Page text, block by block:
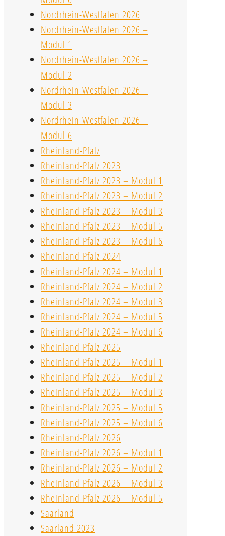
Nordrhein-Westfalen 2026
Nordrhein-Westfalen 2026 –
Modul 1
Nordrhein-Westfalen 2026 –
Modul 2
Nordrhein-Westfalen 2026 –
Modul 3
Nordrhein-Westfalen 2026 –
Modul 6
Rheinland-Pfalz
Rheinland-Pfalz 2023
Rheinland-Pfalz 2023 – Modul 1
Rheinland-Pfalz 2023 – Modul 2
Rheinland-Pfalz 2023 – Modul 3
Rheinland-Pfalz 2023 – Modul 5
Rheinland-Pfalz 2023 – Modul 6
Rheinland-Pfalz 2024
Rheinland-Pfalz 2024 – Modul 1
Rheinland-Pfalz 2024 – Modul 2
Rheinland-Pfalz 2024 – Modul 3
Rheinland-Pfalz 2024 – Modul 5
Rheinland-Pfalz 2024 – Modul 6
Rheinland-Pfalz 2025
Rheinland-Pfalz 2025 – Modul 1
Rheinland-Pfalz 2025 – Modul 2
Rheinland-Pfalz 2025 – Modul 3
Rheinland-Pfalz 2025 – Modul 5
Rheinland-Pfalz 2025 – Modul 6
Rheinland-Pfalz 2026
Rheinland-Pfalz 2026 – Modul 1
Rheinland-Pfalz 2026 – Modul 2
Rheinland-Pfalz 2026 – Modul 3
Rheinland-Pfalz 2026 – Modul 5
Saarland
Saarland 2023